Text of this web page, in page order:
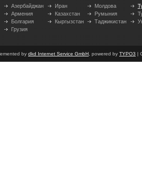
Азербайджан
Армения
Болгария
Грузия
Иран
Казахстан
Кыргызстан
Молдова
Румыния
Таджикистан
by dkd Internet Service GmbH , powered by TYPO3 |